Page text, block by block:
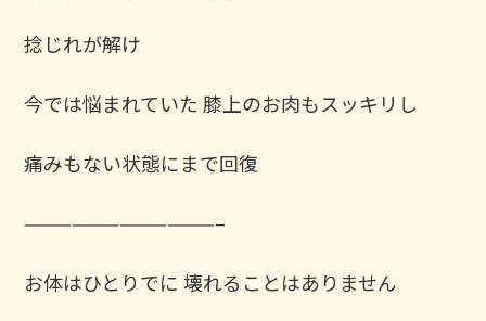
捻じれが解け
今では悩まれていた 膝上のお肉もスッキリし
痛みもない状態にまで回復
————————————–
お体はひとりでに 壊れることはありません